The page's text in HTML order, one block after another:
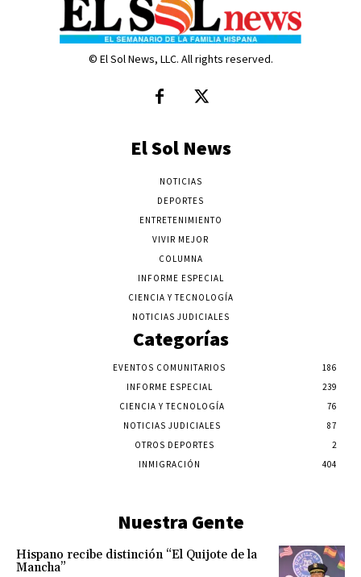
© El Sol News, LLC. All rights reserved.
El Sol News
NOTICIAS
DEPORTES
ENTRETENIMIENTO
VIVIR MEJOR
COLUMNA
INFORME ESPECIAL
CIENCIA Y TECNOLOGÍA
NOTICIAS JUDICIALES
Categorías
EVENTOS COMUNITARIOS
186
INFORME ESPECIAL
239
CIENCIA Y TECNOLOGÍA
76
NOTICIAS JUDICIALES
87
OTROS DEPORTES
2
INMIGRACIÓN
404
Nuestra Gente
Hispano recibe distinción “El Quijote de la
Mancha”